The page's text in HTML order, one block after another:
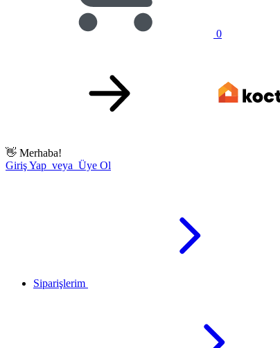
0
👋 Merhaba!
Giriş Yap veya Üye Ol
Siparişlerim